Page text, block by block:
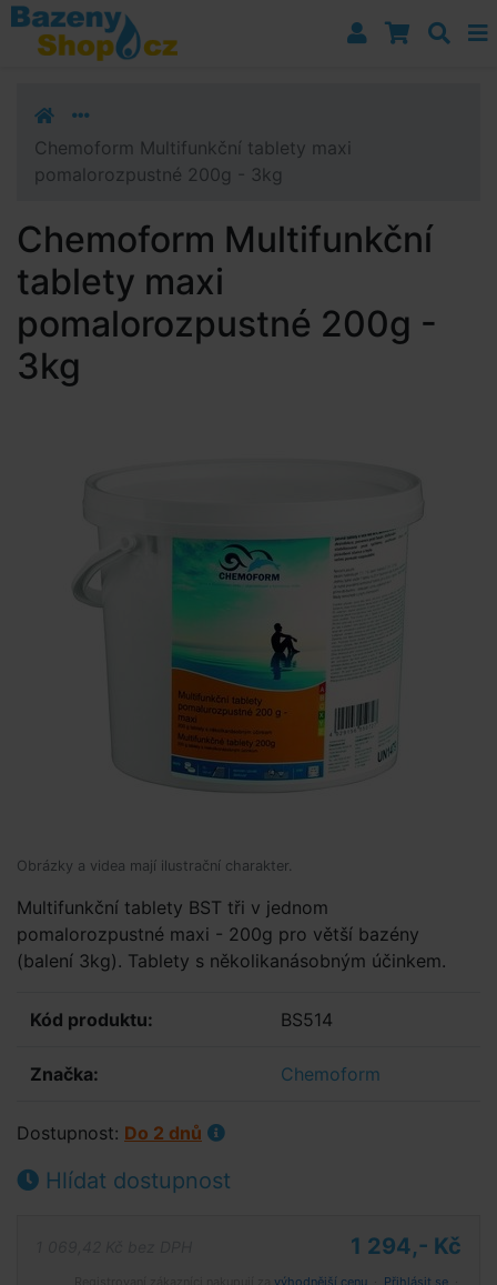
Přejít k navigaci
Přejít na obsah
Přejít k postrannímu sloupci
Chemoform Multifunkční tablety maxi
pomalorozpustné 200g - 3kg
Chemoform Multifunkční
tablety maxi
pomalorozpustné 200g -
3kg
Obrázky a videa mají ilustrační charakter.
Multifunkční tablety BST tři v jednom
pomalorozpustné maxi - 200g pro větší bazény
(balení 3kg). Tablety s několikanásobným účinkem.
Kód produktu: BS514
Značka: Chemoform
Dostupnost: Do 2 dnů
Hlídat dostupnost
1 294,- Kč
výhodnější cenu Přihlásit se